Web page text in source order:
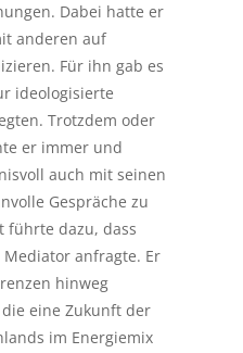
Dabei hatte er
anderen auf
Für ihn gab es
ideologisierte
Trotzdem oder
er immer und
auch mit seinen
Gespräche zu
führte dazu, dass
anfragte. Er
hinweg
eine Zukunft der
im Energiemix